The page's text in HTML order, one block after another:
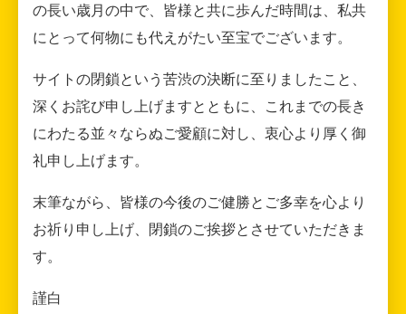
の長い歳月の中で、皆様と共に歩んだ時間は、私共
にとって何物にも代えがたい至宝でございます。
サイトの閉鎖という苦渋の決断に至りましたこと、
深くお詫び申し上げますとともに、これまでの長き
にわたる並々ならぬご愛顧に対し、衷心より厚く御
礼申し上げます。
末筆ながら、皆様の今後のご健勝とご多幸を心より
お祈り申し上げ、閉鎖のご挨拶とさせていただきま
す。
謹白